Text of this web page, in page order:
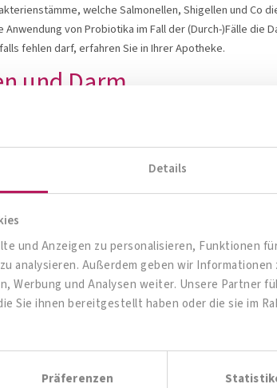
Details
und Anzeigen zu personalisieren, Funktionen
analysieren. Außerdem geben wir
Werbung und Analysen weiter. Unsere Partner
Sie ihnen bereitgestellt haben oder die sie im
Präferenzen
welche Salmonellen, Shigellen und Co
von Probiotika im Fall der (Durch-)Fälle die
fehlen darf, erfahren Sie in Ihrer Apotheke.
und Darm
nicht schon genug belasten würden: Auch
und Bewegungsmangel auf langen Flügen oder
ebenfalls. Der Flüssigkeitsverlust durch vermehrtes
wird der Stuhlgang auch unterdrückt, etwa weil
All diese Faktoren führen häufig zu einer
Getränke belasten den Magen ebenso wie scharfe,
Das kann den Magen überlasten und sich in Form von
Sie Ihre Verdauung mit der Kraft der Papaya! In
Indios nannten die Papaya-Pflanze wegen ihres
Enzym Papain, das auch auf Reisen wieder
So haben Magen und Darm ebenfalls eine